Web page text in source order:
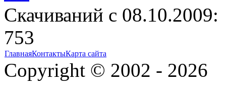
Cкачиваний с 08.10.2009:
753
ГлавнаяКонтактыКарта сайта
Copyright © 2002 - 2026